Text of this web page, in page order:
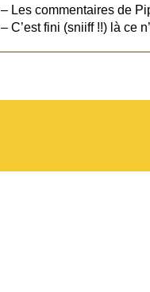
– Les commentaires de
– C’est fini (sniiff !!) là ce